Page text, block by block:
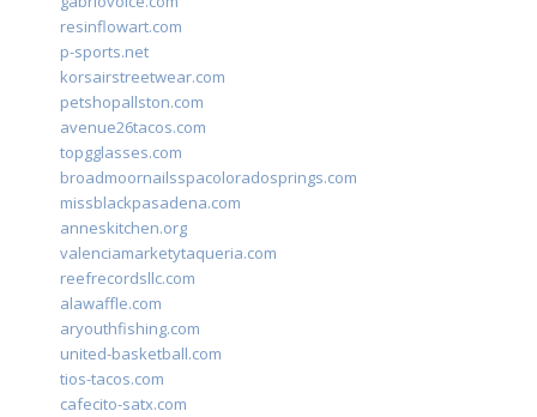
resinflowart.com
p-sports.net
korsairstreetwear.com
petshopallston.com
avenue26tacos.com
topgglasses.com
broadmoornailsspacoloradosprings.com
missblackpasadena.com
anneskitchen.org
valenciamarketytaqueria.com
reefrecordsllc.com
alawaffle.com
aryouthfishing.com
united-basketball.com
tios-tacos.com
cafecito-satx.com